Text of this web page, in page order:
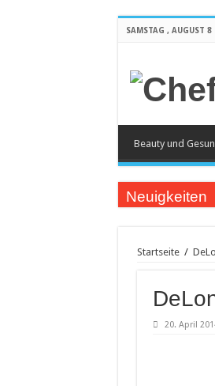
SAMSTAG , AUGUST 8
Beauty und
Neuigkeiten
Startseite /
20. April